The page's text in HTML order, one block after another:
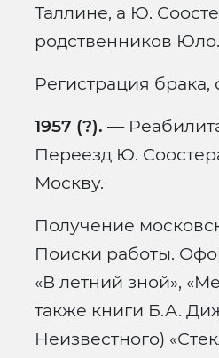
Таллине, а Ю.
родственников Юло.
Регистрация брака,
1957 (?). —
Переезд Ю.
Москву.
Получение
Поиски работы.
«В летний зной»,
также книги Б.А.
Неизвестного)